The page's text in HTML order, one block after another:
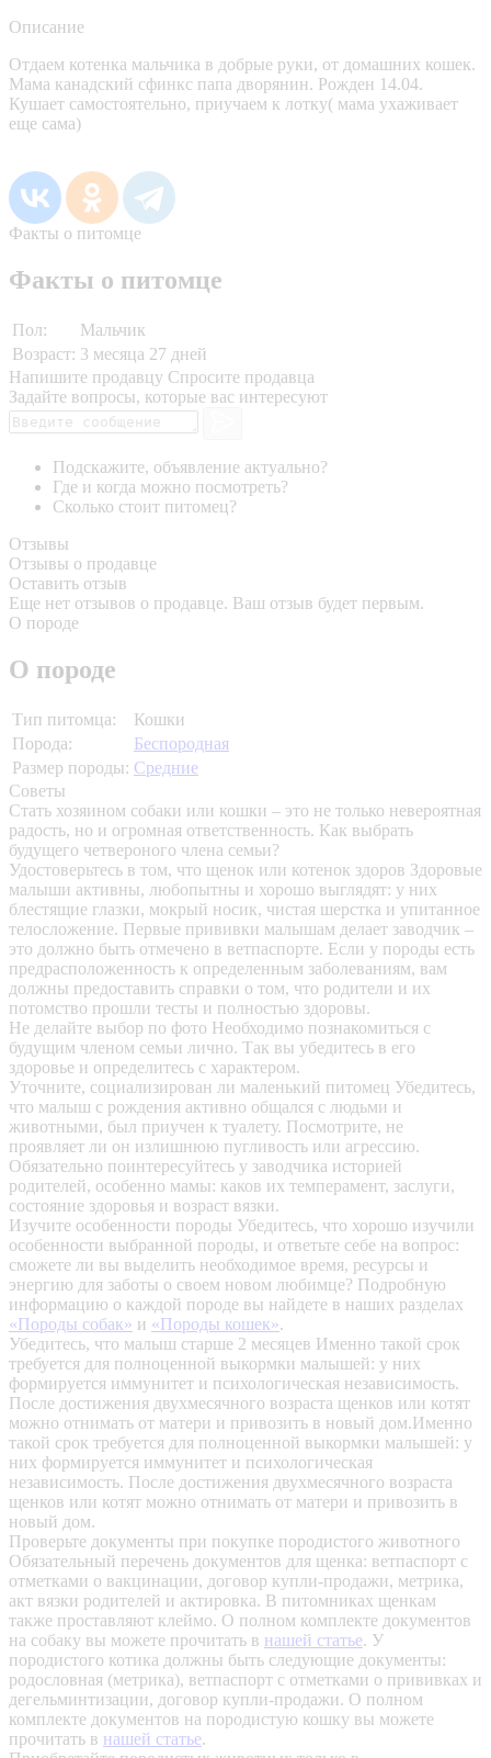
Описание
Отдаем котенка мальчика в добрые руки, от домашних кошек.
Мама канадский сфинкс папа дворянин. Рожден 14.04.
Кушает самостоятельно, приучаем к лотку( мама ухаживает
еще сама)
Факты о питомце
Факты о питомце
Пол:
Мальчик
Возраст: 3 месяца 27 дней
Напишите продавцу Спросите продавца
Задайте вопросы, которые вас интересуют
Подскажите, объявление актуально?
Где и когда можно посмотреть?
Сколько стоит питомец?
Отзывы
Отзывы о продавце
Оставить отзыв
Еще нет отзывов о продавце. Ваш отзыв будет первым.
О породе
О породе
Тип питомца:
Кошки
Порода:
Беспородная
Размер породы: Средние
Советы
Стать хозяином собаки или кошки – это не только невероятная
радость, но и огромная ответственность. Как выбрать
будущего четвероного члена семьи?
Удостоверьтесь в том, что щенок или котенок здоров Здоровые
малыши активны, любопытны и хорошо выглядят: у них
блестящие глазки, мокрый носик, чистая шерстка и упитанное
телосложение. Первые прививки малышам делает заводчик –
это должно быть отмечено в ветпаспорте. Если у породы есть
предрасположенность к определенным заболеваниям, вам
должны предоставить справки о том, что родители и их
потомство прошли тесты и полностью здоровы.
Не делайте выбор по фото Необходимо познакомиться с
будущим членом семьи лично. Так вы убедитесь в его
здоровье и определитесь с характером.
Уточните, социализирован ли маленький питомец Убедитесь,
что малыш с рождения активно общался с людьми и
животными, был приучен к туалету. Посмотрите, не
проявляет ли он излишнюю пугливость или агрессию.
Обязательно поинтересуйтесь у заводчика историей
родителей, особенно мамы: каков их темперамент, заслуги,
состояние здоровья и возраст вязки.
Изучите особенности породы Убедитесь, что хорошо изучили
особенности выбранной породы, и ответьте себе на вопрос:
сможете ли вы выделить необходимое время, ресурсы и
энергию для заботы о своем новом любимце? Подробную
информацию о каждой породе вы найдете в наших разделах
«Породы собак» и «Породы кошек».
Убедитесь, что малыш старше 2 месяцев Именно такой срок
требуется для полноценной выкормки малышей: у них
формируется иммунитет и психологическая независимость.
После достижения двухмесячного возраста щенков или котят
можно отнимать от матери и привозить в новый дом.Именно
такой срок требуется для полноценной выкормки малышей: у
них формируется иммунитет и психологическая
независимость. После достижения двухмесячного возраста
щенков или котят можно отнимать от матери и привозить в
новый дом.
Проверьте документы при покупке породистого животного
Обязательный перечень документов для щенка: ветпаспорт с
отметками о вакцинации, договор купли-продажи, метрика,
акт вязки родителей и актировка. В питомниках щенкам
также проставляют клеймо. О полном комплекте документов
на собаку вы можете прочитать в нашей статье. У
породистого котика должны быть следующие документы:
родословная (метрика), ветпаспорт с отметками о прививках и
дегельминтизации, договор купли-продажи. О полном
комплекте документов на породистую кошку вы можете
прочитать в нашей статье.